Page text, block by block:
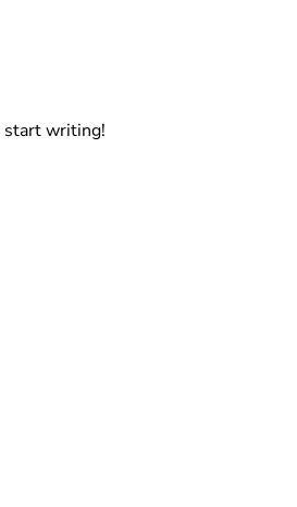
start writing!